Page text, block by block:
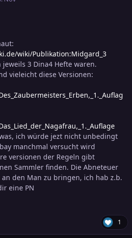
wiki/Publikation:Midgard_3
3 Dina4 Hefte waren.
vieleicht diese Versionen:
ich würde jezt nicht unbedingt
manchmal versucht wird
versionen der Regeln gibt
Sammler finden. Die Abneteuer
den Man zu bringen, ich hab z.b.
eine PN
1